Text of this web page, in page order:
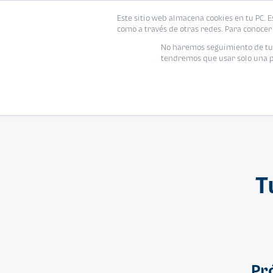
Este sitio web almacena cookies en tu
como a través de otras redes. Para
No haremos seguimiento de
tendremos que usar solo una